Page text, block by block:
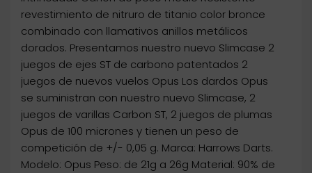
revestimiento de nitruro de titanio color bronce
combinado con llamativos anillos metálicos
dorados. Presentamos nuestro nuevo Slimcase 2
juegos de ejes ST de carbono patentados 2
juegos de nuevos vuelos Opus Los dardos Opus
se suministran con nuestro nuevo Slimcase, 2
juegos de varillas Carbon ST, 2 juegos de plumas
Opus de 100 micrones y tienen un peso de
competición de +/- 0,05 g. Marca: Harrows Darts.
Modelo: Opus Peso: de 21g a 26g Material: 90% de